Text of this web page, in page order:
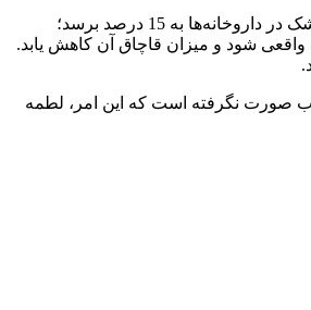
وی ادامه داد: دو پیشنهاد به سازمان غذا و دارو ارائه کرده‌ایم که یکی افزایش حاشیه سود توزیع شیرخشک است؛ درخواست ما این بوده که حاشیه سود فروش شیرخشک در داروخانه‌ها به 15 درصد برسد؛
تا قیمت شیرخشک واقعی شود و میزان قاچاق آن کاهش یابد.
صورت نگرفته است که این امر، لطمه